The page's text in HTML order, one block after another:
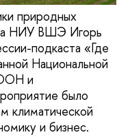
природных
НИУ ВШЭ Игорь
подкаста «Где
Национальной
ООН и
было
климатической
и бизнес.